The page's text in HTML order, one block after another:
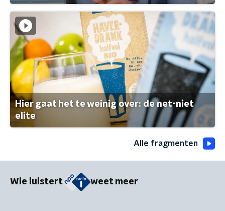
Hier gaat het te weinig over: de net-niet
elite
Alle fragmenten
Wie luistert weet meer